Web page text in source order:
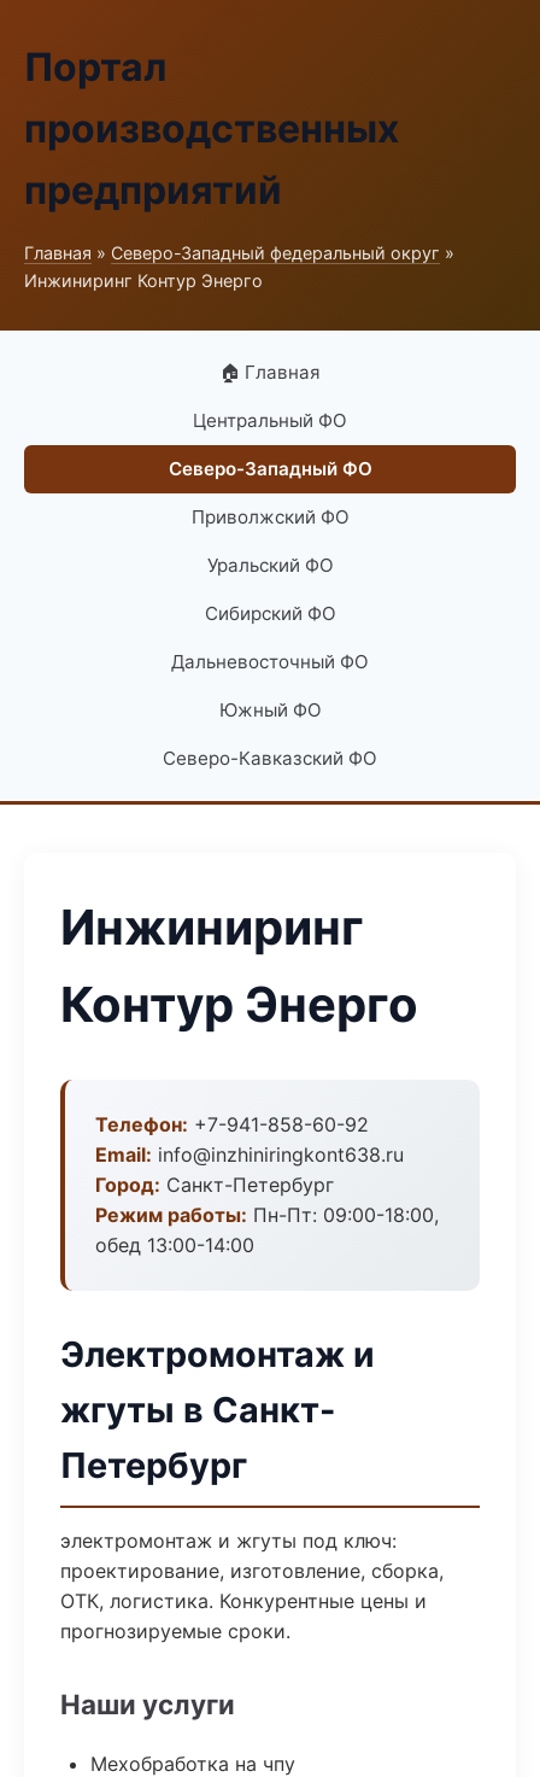
Портал
производственных
предприятий
Главная » Северо-Западный федеральный округ »
Инжиниринг Контур Энерго
🏠 Главная
Центральный ФО
Северо-Западный ФО
Приволжский ФО
Уральский ФО
Сибирский ФО
Дальневосточный ФО
Южный ФО
Северо-Кавказский ФО
Инжиниринг
Контур Энерго
Телефон: +7-941-858-60-92
Email: info@inzhiniringkont638.ru
Город: Санкт-Петербург
Режим работы: Пн-Пт: 09:00-18:00,
обед 13:00-14:00
Электромонтаж и
жгуты в Санкт-
Петербург
электромонтаж и жгуты под ключ:
проектирование, изготовление, сборка,
ОТК, логистика. Конкурентные цены и
прогнозируемые сроки.
Наши услуги
Мехобработка на чпу